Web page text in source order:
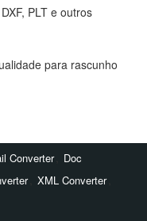
PLT e outros
para rascunho
Converter
Doc
XML Converter